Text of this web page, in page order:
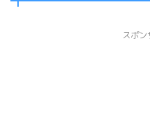
スポン